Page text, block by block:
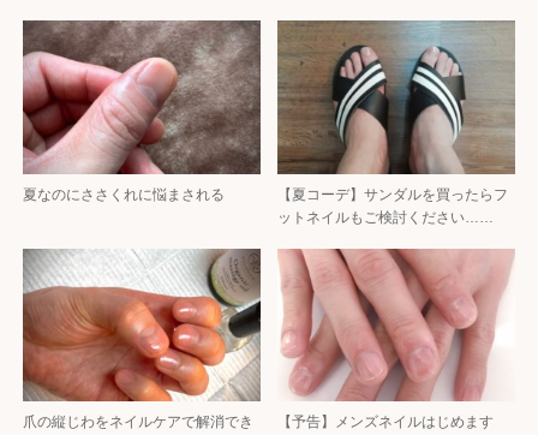
夏なのにささくれに悩まされる
【夏コーデ】サンダルを買ったらフ
ットネイルもご検討ください……
爪の縦じわをネイルケアで解消でき
【予告】メンズネイルはじめます